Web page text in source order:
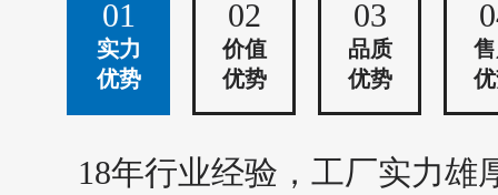
01
实力
优势
02
价值
优势
03
品质
优势
18年行业经验，工厂实力雄